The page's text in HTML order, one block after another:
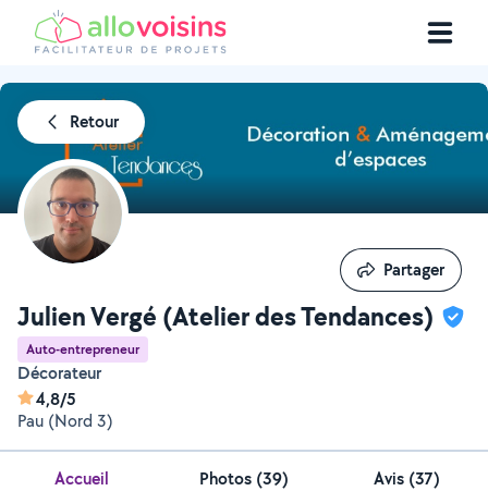
Retour
Julien Vergé (Atelier des Tendances)
Auto-entrepreneur
Décorateur
4,8/5
Pau (Nord 3)
Partager
Partager
Accueil Photos (39) Avis (37)